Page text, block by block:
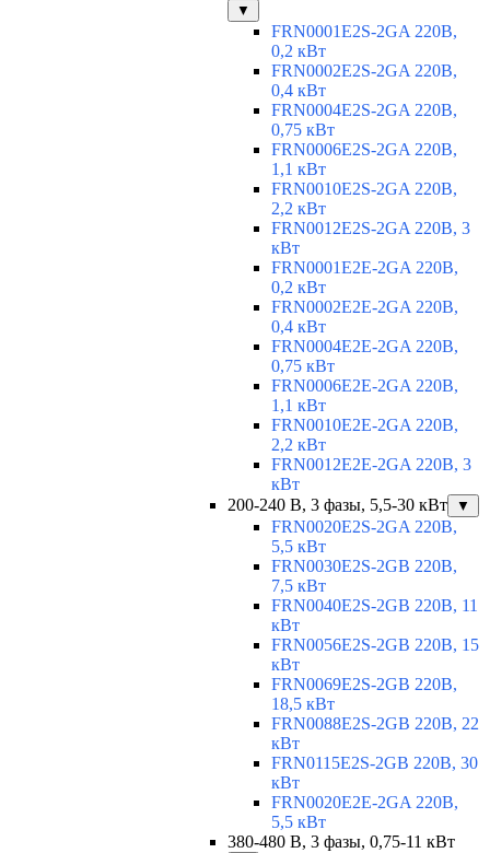
▼
FRN0001E2S-2GA 220В,
0,2 кВт
FRN0002E2S-2GA 220В,
0,4 кВт
FRN0004E2S-2GA 220В,
0,75 кВт
FRN0006E2S-2GA 220В,
1,1 кВт
FRN0010E2S-2GA 220В,
2,2 кВт
FRN0012E2S-2GA 220В, 3
кВт
FRN0001E2E-2GA 220В,
0,2 кВт
FRN0002E2E-2GA 220В,
0,4 кВт
FRN0004E2E-2GA 220В,
0,75 кВт
FRN0006E2E-2GA 220В,
1,1 кВт
FRN0010E2E-2GA 220В,
2,2 кВт
FRN0012E2E-2GA 220В, 3
кВт
200-240 В, 3 фазы, 5,5-30 кВт
▼
FRN0020E2S-2GA 220В,
5,5 кВт
FRN0030E2S-2GB 220В,
7,5 кВт
FRN0040E2S-2GB 220В, 11
кВт
FRN0056E2S-2GB 220В, 15
кВт
FRN0069E2S-2GB 220В,
18,5 кВт
FRN0088E2S-2GB 220В, 22
кВт
FRN0115E2S-2GB 220В, 30
кВт
FRN0020E2E-2GA 220В,
5,5 кВт
380-480 В, 3 фазы, 0,75-11 кВт